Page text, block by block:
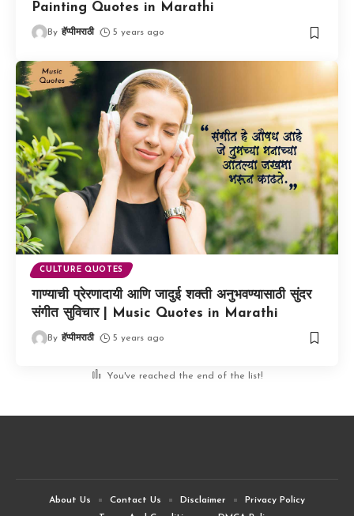
Painting Quotes in Marathi
By हॅप्पीमराठी 5 years ago
CULTURE QUOTES
गाण्याची प्रेरणादायी आणि जादुई शक्ती अनुभवण्यासाठी सुंदर
संगीत सुविचार | Music Quotes in Marathi
By हॅप्पीमराठी 5 years ago
You've reached the end of the list!
About Us Contact Us Disclaimer
Privacy Policy